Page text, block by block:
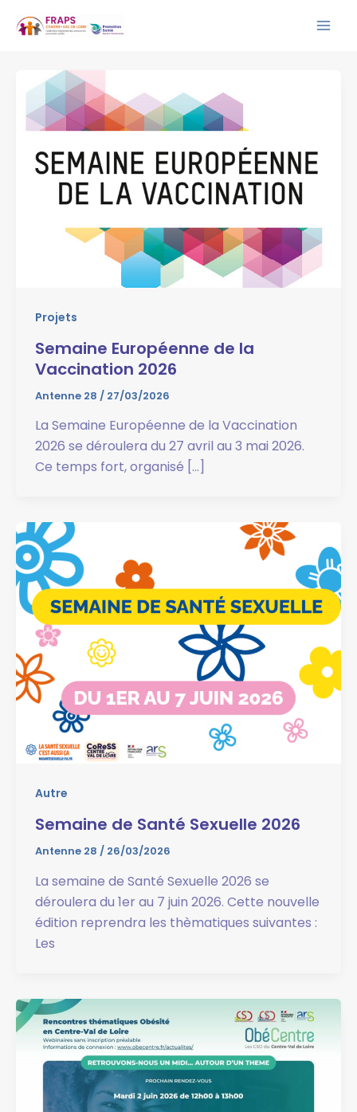
Projets
Semaine Européenne de la
Vaccination 2026
Antenne 28 / 27/03/2026
La Semaine Européenne de la Vaccination
2026 se déroulera du 27 avril au 3 mai 2026.
Ce temps fort, organisé […]
Autre
Semaine de Santé Sexuelle 2026
Antenne 28 / 26/03/2026
La semaine de Santé Sexuelle 2026 se
déroulera du 1er au 7 juin 2026. Cette nouvelle
édition reprendra les thèmatiques suivantes :
Les